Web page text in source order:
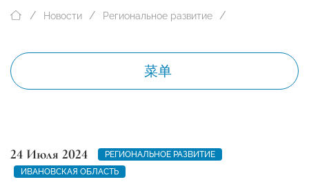
Новости Региональное развитие
菜单
24 Июля 2024
РЕГИОНАЛЬНОЕ РАЗВИТИЕ
ИВАНОВСКАЯ ОБЛАСТЬ